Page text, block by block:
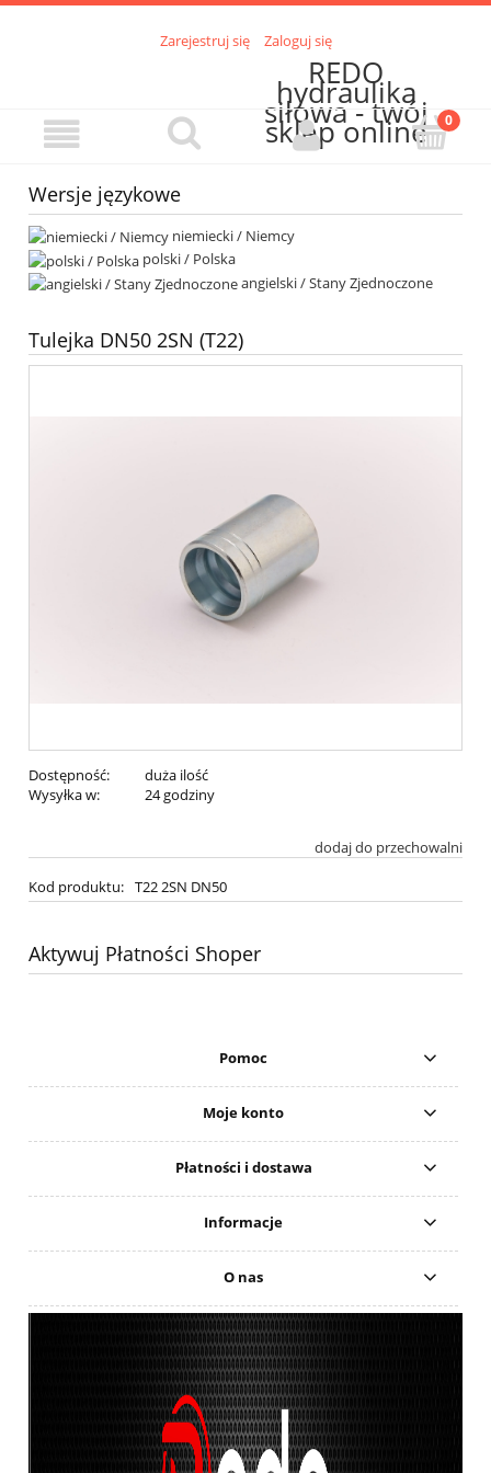
Zarejestruj się Zaloguj się
REDO
hydraulika
siłowa - twój
sklep online
Wersje językowe
niemiecki / Niemcy
polski / Polska
angielski / Stany Zjednoczone
Tulejka DN50 2SN (T22)
Dostępność:
duża ilość
Wysyłka w:
24 godziny
dodaj do przechowalni
Kod produktu: T22 2SN DN50
Aktywuj Płatności Shoper
Pomoc
Moje konto
Płatności i dostawa
Informacje
O nas